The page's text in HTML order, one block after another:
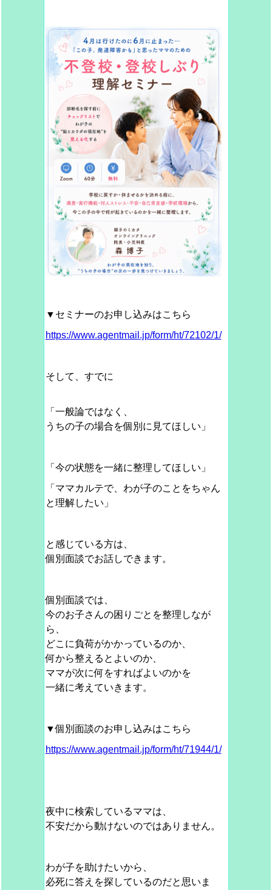
▼セミナーのお申し込みはこちら
https://www.agentmail.jp/form/ht/72102/1/
そして、すでに
「一般論ではなく、
うちの子の場合を個別に見てほしい」
「今の状態を一緒に整理してほしい」
「ママカルテで、わが子のことをちゃん
と理解したい」
と感じている方は、
個別面談でお話しできます。
個別面談では、
今のお子さんの困りごとを整理しなが
ら、
どこに負荷がかかっているのか、
何から整えるとよいのか、
ママが次に何をすればよいのかを
一緒に考えていきます。
▼個別面談のお申し込みはこちら
https://www.agentmail.jp/form/ht/71944/1/
夜中に検索しているママは、
不安だから動けないのではありません。
わが子を助けたいから、
必死に答えを探しているのだと思いま